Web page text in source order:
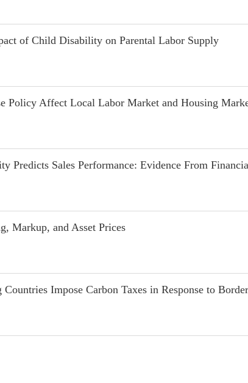
of Child Disability on Parental Labor Supply
Policy Affect Local Labor Market and Housing
Predicts Sales Performance: Evidence From
Markup, and Asset Prices
Countries Impose Carbon Taxes in Response to